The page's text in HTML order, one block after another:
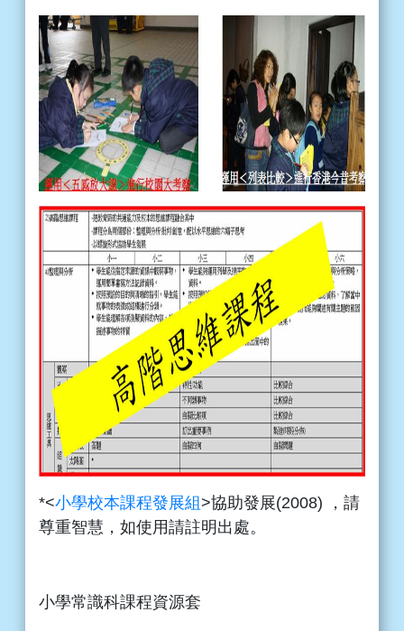
*<小學校本課程發展組>協助發展(2008) ，請
尊重智慧，如使用請註明出處。
小學常識科課程資源套